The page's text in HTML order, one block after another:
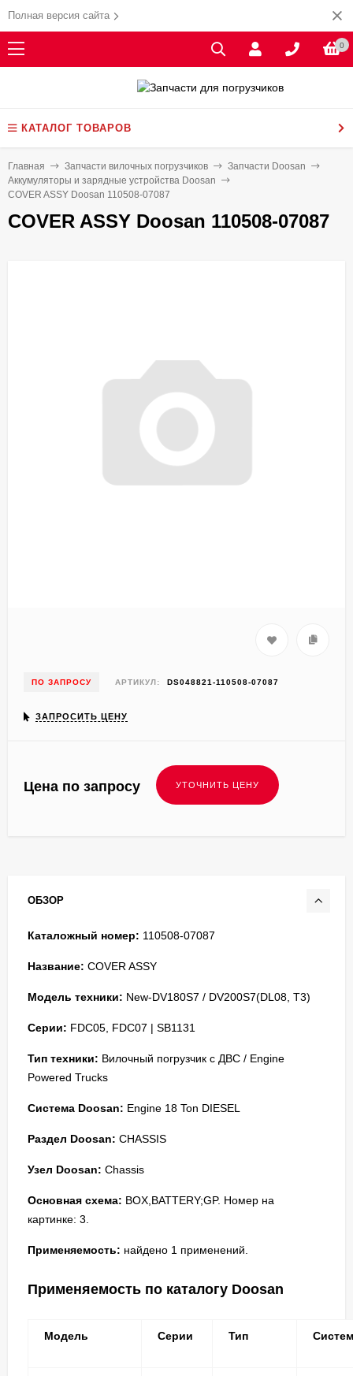
Полная версия сайта
0
КАТАЛОГ ТОВАРОВ
Главная Запчасти вилочных погрузчиков
Запчасти Doosan
Аккумуляторы и зарядные устройства Doosan
COVER ASSY Doosan 110508-07087
COVER ASSY Doosan 110508-07087
ПО ЗАПРОСУ АРТИКУЛ: DS048821-110508-07087
ЗАПРОСИТЬ ЦЕНУ
Цена по запросу
ОБЗОР
Каталожный номер: 110508-07087
Название: COVER ASSY
Модель техники: New-DV180S7 / DV200S7(DL08, T3)
Серии: FDC05, FDC07 | SB1131
Тип техники: Вилочный погрузчик с ДВС / Engine
Powered Trucks
Система Doosan: Engine 18 Ton DIESEL
Раздел Doosan: CHASSIS
Узел Doosan: Chassis
Основная схема: BOX,BATTERY;GP. Номер на
картинке: 3.
Применяемость: найдено 1 применений.
Применяемость по каталогу Doosan
Модель Серии Тип